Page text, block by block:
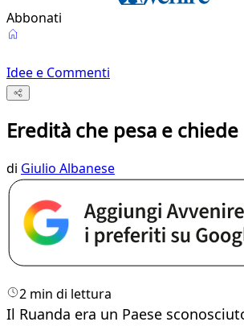
Abbonati
Idee e Commenti
Eredità che pesa e
di Giulio Albanese
2 min di lettura
Il Ruanda era un Paese